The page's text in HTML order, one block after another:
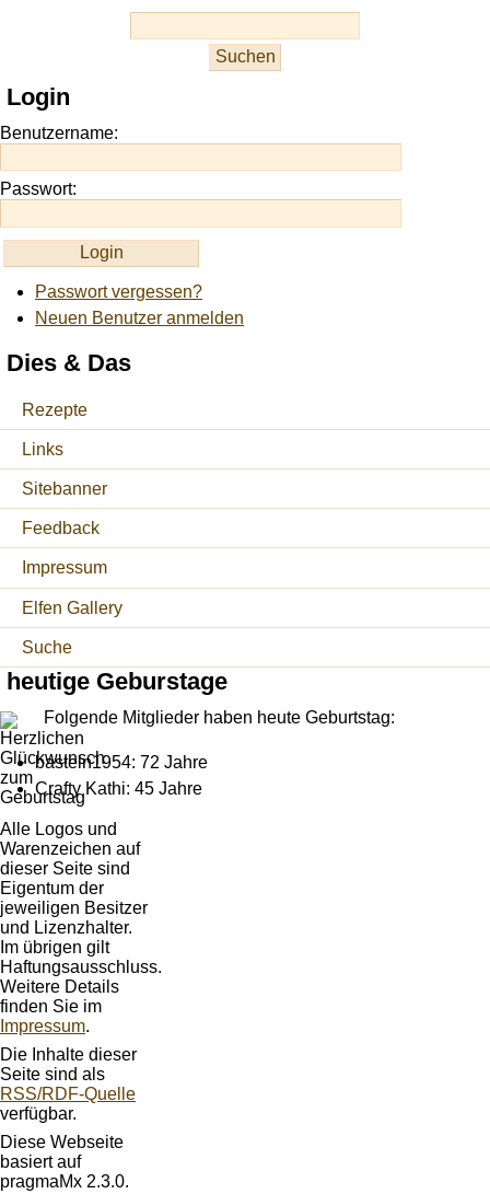
Login
Benutzername:
Passwort:
Passwort vergessen?
Neuen Benutzer anmelden
Dies & Das
Rezepte
Links
Sitebanner
Feedback
Impressum
Elfen Gallery
Suche
heutige Geburstage
Folgende Mitglieder haben heute Geburtstag:
basteln1954: 72 Jahre
Crafty Kathi: 45 Jahre
Alle Logos und
Warenzeichen auf
dieser Seite sind
Eigentum der
jeweiligen Besitzer
und Lizenzhalter.
Im übrigen gilt
Haftungsausschluss.
Weitere Details
finden Sie im
Impressum.
Die Inhalte dieser
Seite sind als
RSS/RDF-Quelle
verfügbar.
Diese Webseite
basiert auf
pragmaMx 2.3.0.